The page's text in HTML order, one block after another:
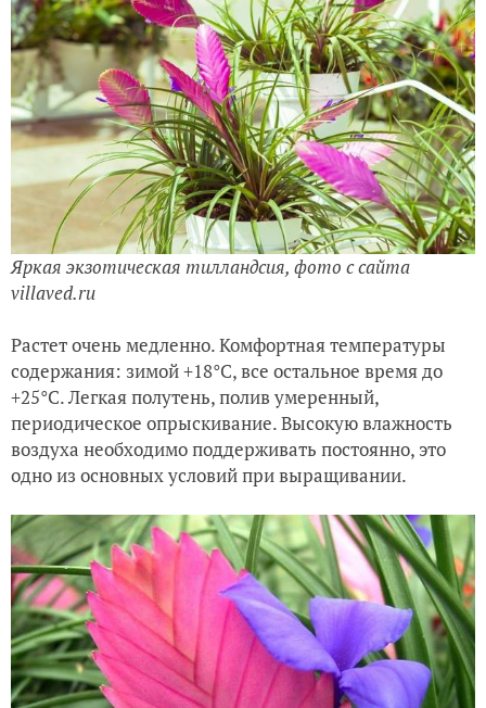
Яркая экзотическая тилландсия, фото с сайта
villaved.ru
Растет очень медленно. Комфортная температуры
содержания: зимой +18°C, все остальное время до
+25°C. Легкая полутень, полив умеренный,
периодическое опрыскивание. Высокую влажность
воздуха необходимо поддерживать постоянно, это
одно из основных условий при выращивании.